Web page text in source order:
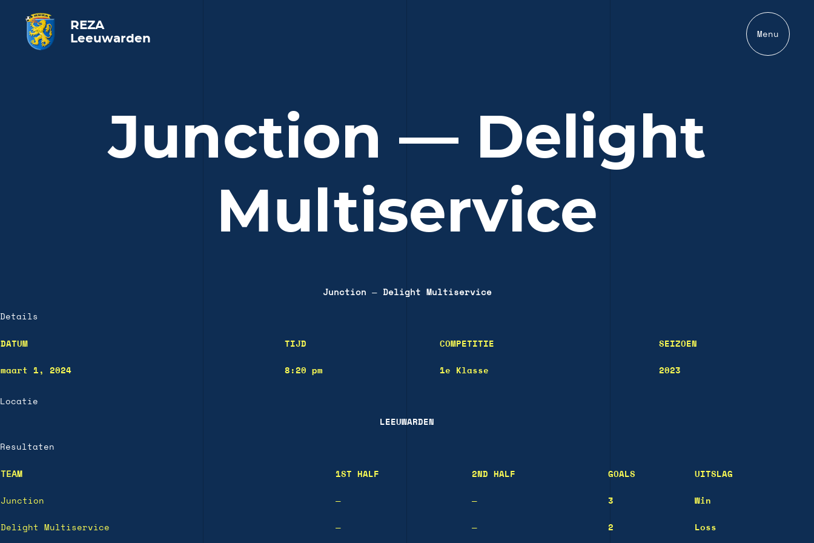
REZA
Leeuwarden
Menu
Junction — Delight
Multiservice
Junction — Delight Multiservice
Details
DATUM TIJD COMPETITIE SEIZOEN
maart 1, 2024 8:20 pm 1e Klasse 2023
Locatie
LEEUWARDEN
Resultaten
TEAM 1ST HALF 2ND HALF GOALS UITSLAG
Junction — — 3 Win
Delight Multiservice — — 2 Loss